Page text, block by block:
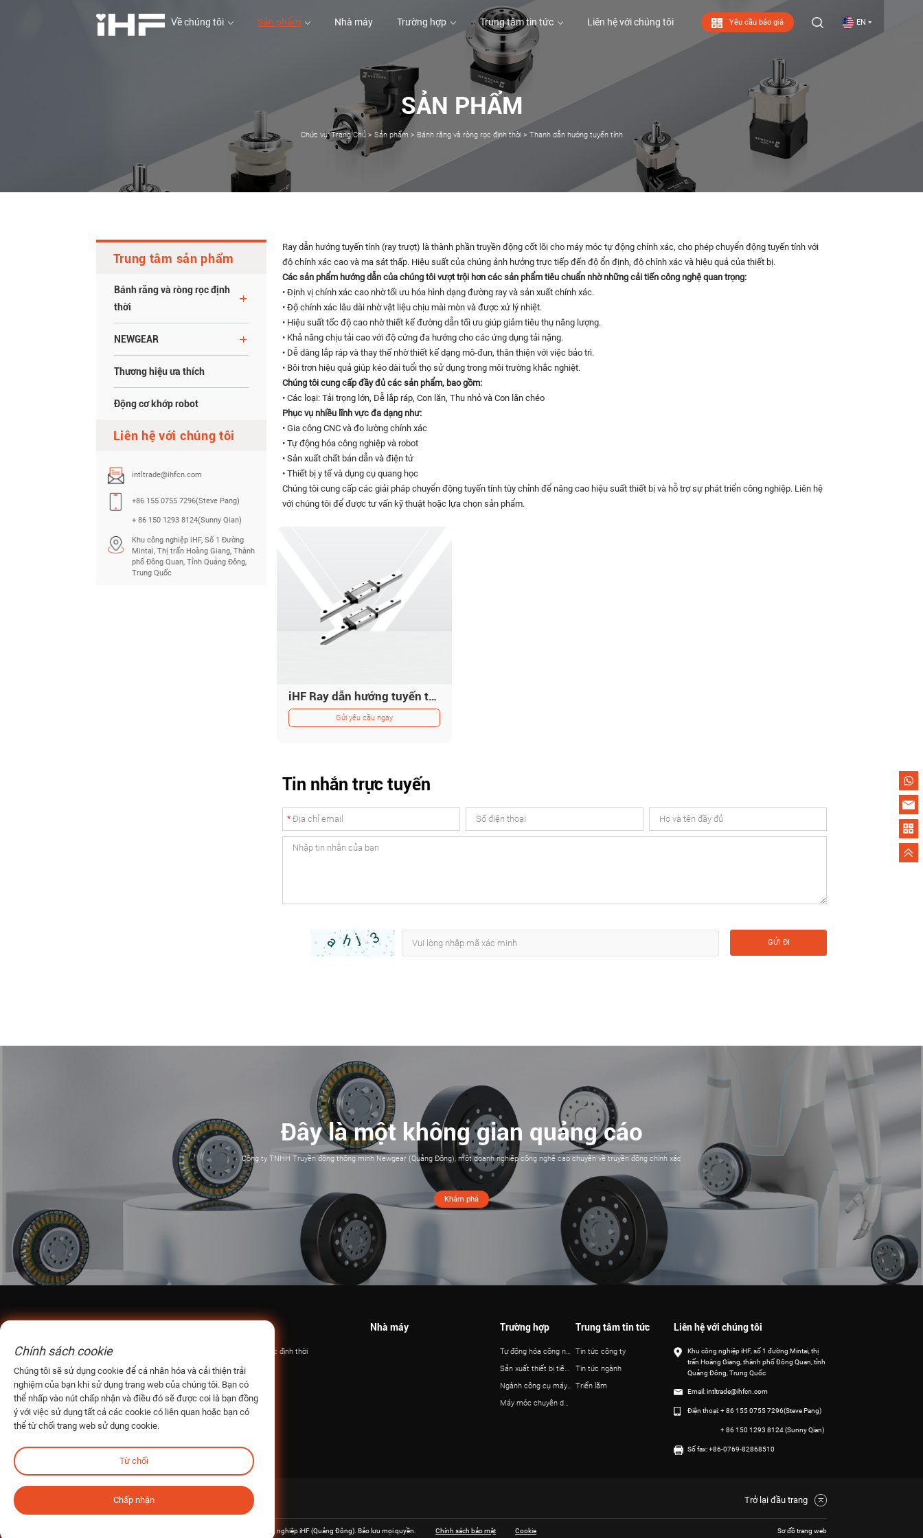
EN
Yêu cầu báo giá
Về chúng tôi Sản phẩm Nhà máy
Nhà máy
Trường hợp
Trường hợp
Trung tâm tin tức
Trung tâm tin tức
Liên hệ với chúng tôi
SẢN PHẨM
Chức vụ:Trang Chủ> Sản phẩm > Bánh răng và ròng rọc định thời> Thanh dẫn hướng tuyến tính
Trung tâm sản phẩm
Bánh răng và ròng rọc định
thời
NEWGEAR
Thương hiệu ưa thích
Động cơ khớp robot
Liên hệ với chúng tôi
intltrade@ihfcn.com
+86 155 0755 7296(Steve Pang)
+ 86 150 1293 8124(Sunny Qian)
Khu công nghiệp iHF, Số 1 Đường
Mintai, Thị trấn Hoàng Giang, Thành
phố Đông Quan, Tỉnh Quảng Đông,
Trung Quốc
Ray dẫn hướng tuyến tính (ray trượt) là thành phần truyền động cốt lõi cho máy móc tự động chính xác, cho phép chuyển động tuyến tính với
độ chính xác cao và ma sát thấp. Hiệu suất của chúng ảnh hưởng trực tiếp đến độ ổn định, độ chính xác và hiệu quả của thiết bị.
Các sản phẩm hướng dẫn của chúng tôi vượt trội hơn các sản phẩm tiêu chuẩn nhờ những cải tiến công nghệ quan trọng:
• Định vị chính xác cao nhờ tối ưu hóa hình dạng đường ray và sản xuất chính xác.
• Độ chính xác lâu dài nhờ vật liệu chịu mài mòn và được xử lý nhiệt.
• Hiệu suất tốc độ cao nhờ thiết kế đường dẫn tối ưu giúp giảm tiêu thụ năng lượng.
• Khả năng chịu tải cao với độ cứng đa hướng cho các ứng dụng tải nặng.
• Dễ dàng lắp ráp và thay thế nhờ thiết kế dạng mô-đun, thân thiện với việc bảo trì.
• Bôi trơn hiệu quả giúp kéo dài tuổi thọ sử dụng trong môi trường khắc nghiệt.
Chúng tôi cung cấp đầy đủ các sản phẩm, bao gồm:
• Các loại: Tải trọng lớn, Dễ lắp ráp, Con lăn, Thu nhỏ và Con lăn chéo
Phục vụ nhiều lĩnh vực đa dạng như:
• Gia công CNC và đo lường chính xác
• Tự động hóa công nghiệp và robot
• Sản xuất chất bán dẫn và điện tử
• Thiết bị y tế và dụng cụ quang học
Chúng tôi cung cấp các giải pháp chuyển động tuyến tính tùy chỉnh để nâng cao hiệu suất thiết bị và hỗ trợ sự phát triển công nghiệp. Liên hệ
với chúng tôi để được tư vấn kỹ thuật hoặc lựa chọn sản phẩm.
iHF Ray dẫn hướng tuyến tính bi thu nhỏ độ chính xác cao, độ nhiễu thấp dành cho thiết bị bán dẫn
Gửi yêu cầu ngay
Tin nhắn trực tuyến
*
GỬI ĐI
Đây là một không gian quảng cáo
Công ty TNHH Truyền động thông minh Newgear (Quảng Đông), một doanh nghiệp công nghệ cao chuyên về truyền động chính xác
Khám phá
Hồ sơ công ty
Cơ sở sản xuất
Hành trình của chúng tôi
Chứng chỉ và Danh hiệu
Điểm nổi bật của đội
Bánh răng và ròng rọc định thời
NEWGEAR
Thương hiệu ưa thích
Động cơ khớp robot
Nhà máy Trường hợp
Tự động hóa công nghiệp và robot
Sản xuất thiết bị tiên tiến
Ngành công cụ máy móc
Máy móc chuyên dụng
Trung tâm tin tức
Tin tức công ty
Tin tức ngành
Triển lãm
Liên hệ với chúng tôi
Khu công nghiệp iHF, số 1 đường Mintai, thị
trấn Hoàng Giang, thành phố Đông Quan, tỉnh
Quảng Đông, Trung Quốc
Email:intltrade@ihfcn.com
Điện thoại:+ 86 155 0755 7296(Steve Pang)
+ 86 150 1293 8124 (Sunny Qian)
Số fax: +86-0769-82868510
Trở lại đầu trang
Bản quyền © Công ty TNHH Công nghệ Truyền động Công nghiệp iHF (Quảng Đông). Bảo lưu mọi quyền. Chính sách bảo mật Cookie Sơ đồ trang web
Chính sách cookie
Chúng tôi sẽ sử dụng cookie để cá nhân hóa và cải thiện trải
nghiệm của bạn khi sử dụng trang web của chúng tôi. Bạn có
thể nhấp vào nút chấp nhận và điều đó sẽ được coi là bạn đồng
ý với việc sử dụng tất cả các cookie có liên quan hoặc bạn có
thể từ chối trang web sử dụng cookie.
Từ chối
Chấp nhận